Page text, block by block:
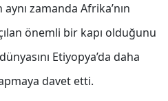
zamanda Afrika’nın
önemli bir kapı olduğunu
Etiyopya’da daha
davet etti.